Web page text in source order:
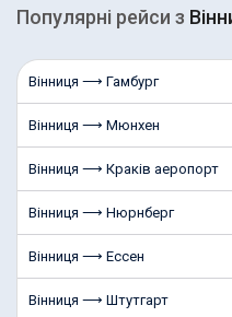
Популярні рейcи з
Вінниця ⟶ Гамбург
Вінниця ⟶ Мюнхен
Вінниця ⟶ Краків аеропорт
Вінниця ⟶ Нюрнберг
Вінниця ⟶ Ессен
Вінниця ⟶ Штутгарт